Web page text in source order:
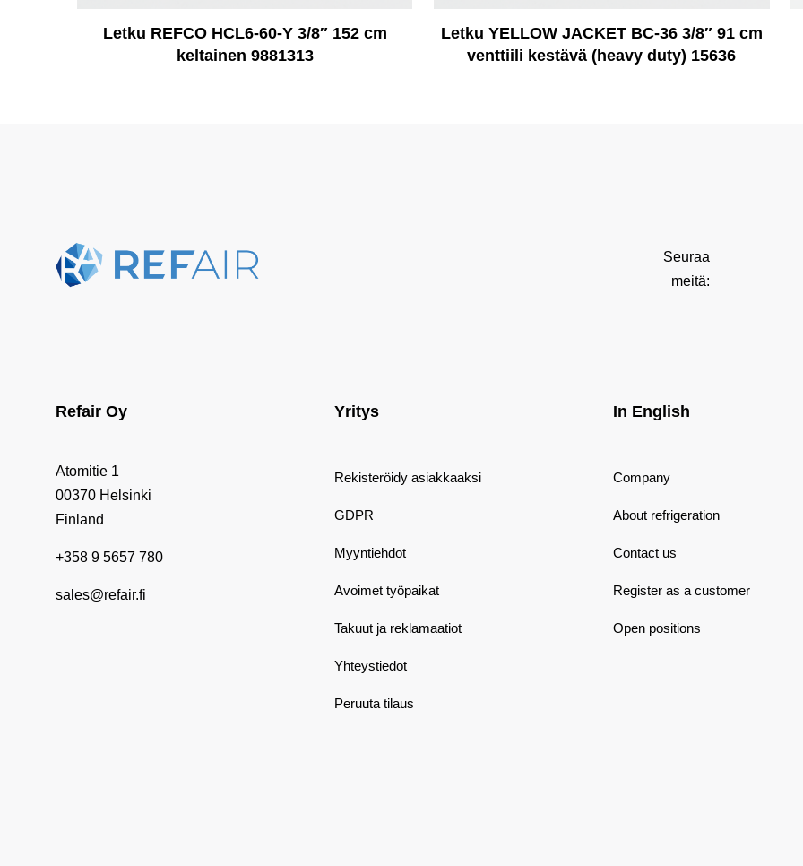
Letku REFCO HCL6-60-Y 3/8″ 152 cm
keltainen 9881313
Letku YELLOW JACKET BC-36 3/8″ 91 cm
venttiili kestävä (heavy duty) 15636
Seuraa
meitä:
Refair Oy
Atomitie 1
00370 Helsinki
Finland
+358 9 5657 780
sales@refair.fi
Yritys
Rekisteröidy asiakkaaksi
GDPR
Myyntiehdot
Avoimet työpaikat
Takuut ja reklamaatiot
Yhteystiedot
Peruuta tilaus
In English
Company
About refrigeration
Contact us
Register as a customer
Open positions